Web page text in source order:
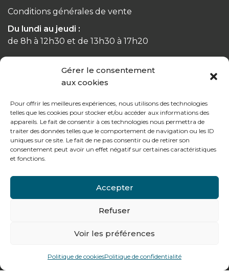
Gérer le consentement
aux cookies
Pour offrir les meilleures expériences, nous utilisons des technologies
telles que les cookies pour stocker et/ou accéder aux informations des
appareils. Le fait de consentir à ces technologies nous permettra de
traiter des données telles que le comportement de navigation ou les ID
uniques sur ce site. Le fait de ne pas consentir ou de retirer son
consentement peut avoir un effet négatif sur certaines caractéristiques
et fonctions.
Accepter
Refuser
Voir les préférences
Politique de cookiesPolitique de confidentialité
Conditions générales de vente
Du lundi au jeudi :
de 8h à 12h30 et de 13h30 à 17h20
de 8h à 12h30 et de 13h30 à 16h
Notre gamme pour les particuliers
Tél : + 33 (0)4 74 62 81 44
Villefranche sur Saône